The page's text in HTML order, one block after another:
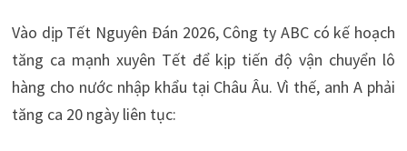
Vào dịp Tết Nguyên Đán 2026, Công ty ABC có kế hoạch
tăng ca mạnh xuyên Tết để kịp tiến độ vận chuyển lô
hàng cho nước nhập khẩu tại Châu Âu. Vì thế, anh A phải
tăng ca 20 ngày liên tục: